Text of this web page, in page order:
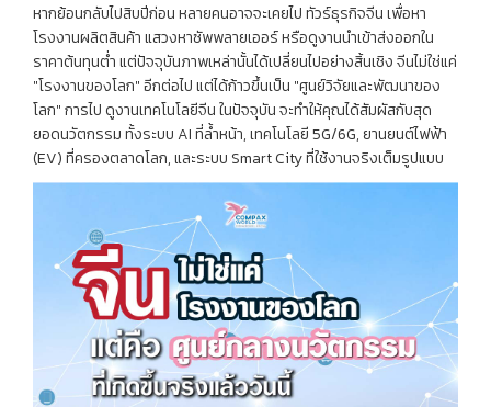
หากย้อนกลับไปสิบปีก่อน หลายคนอาจจะเคยไป ทัวร์ธุรกิจจีน เพื่อหา
โรงงานผลิตสินค้า แสวงหาซัพพลายเออร์ หรือดูงานนำเข้าส่งออกใน
ราคาต้นทุนต่ำ แต่ปัจจุบันภาพเหล่านั้นได้เปลี่ยนไปอย่างสิ้นเชิง จีนไม่ใช่แค่
"โรงงานของโลก" อีกต่อไป แต่ได้ก้าวขึ้นเป็น "ศูนย์วิจัยและพัฒนาของ
โลก" การไป ดูงานเทคโนโลยีจีน ในปัจจุบัน จะทำให้คุณได้สัมผัสกับสุด
ยอดนวัตกรรม ทั้งระบบ AI ที่ล้ำหน้า, เทคโนโลยี 5G/6G, ยานยนต์ไฟฟ้า
(EV) ที่ครองตลาดโลก, และระบบ Smart City ที่ใช้งานจริงเต็มรูปแบบ